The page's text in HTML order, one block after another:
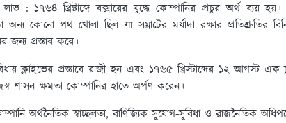
লাভ :১৭৬৪ খ্রিষ্টাব্দে বক্সারের যুদ্ধে কোম্পানির প্রচুর অর্থ ব্যয়
অন্য কোনো পথ খোলা ছিল गा সম্রাটের মর্যাদা রক্ষার প্রতিশ্রুতির
জন্য প্রস্তাব করে।
ক্লাইভের প্রস্তাবে রাজী হন এবং ১৭৬৫ খ্রিস্টাব্দের ১২ আগস্ট এক
শাসন ক্ষমতা কোম্পানির হাতে অর্পণ করেন।
অর্থনৈতিক স্বাচ্ছলতা, বাণিজ্যিক সুযোগ-সুবিধা ও রাজনৈতিক